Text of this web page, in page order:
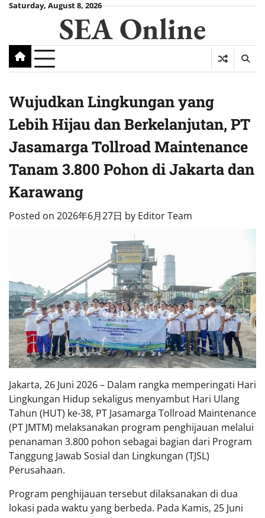
SkipSaturday, August 8, 2026
SEA Online
Wujudkan Lingkungan yang
Lebih Hijau dan Berkelanjutan, PT
Jasamarga Tollroad Maintenance
Tanam 3.800 Pohon di Jakarta dan
Karawang
Posted on 2026年6月27日 by Editor Team
Jakarta, 26 Juni 2026 – Dalam rangka memperingati Hari
Lingkungan Hidup sekaligus menyambut Hari Ulang
Tahun (HUT) ke-38, PT Jasamarga Tollroad Maintenance
(PT JMTM) melaksanakan program penghijauan melalui
penanaman 3.800 pohon sebagai bagian dari Program
Tanggung Jawab Sosial dan Lingkungan (TJSL)
Perusahaan.
Program penghijauan tersebut dilaksanakan di dua
lokasi pada waktu yang berbeda. Pada Kamis, 25 Juni